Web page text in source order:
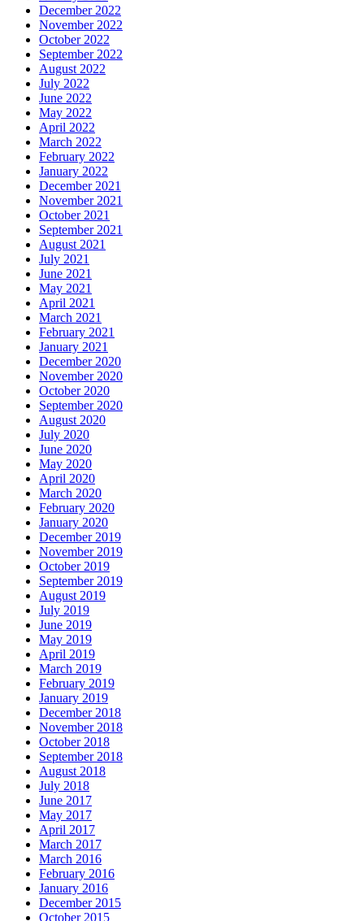
December 2022
November 2022
October 2022
September 2022
August 2022
July 2022
June 2022
May 2022
April 2022
March 2022
February 2022
January 2022
December 2021
November 2021
October 2021
September 2021
August 2021
July 2021
June 2021
May 2021
April 2021
March 2021
February 2021
January 2021
December 2020
November 2020
October 2020
September 2020
August 2020
July 2020
June 2020
May 2020
April 2020
March 2020
February 2020
January 2020
December 2019
November 2019
October 2019
September 2019
August 2019
July 2019
June 2019
May 2019
April 2019
March 2019
February 2019
January 2019
December 2018
November 2018
October 2018
September 2018
August 2018
July 2018
June 2017
May 2017
April 2017
March 2017
March 2016
February 2016
January 2016
December 2015
October 2015